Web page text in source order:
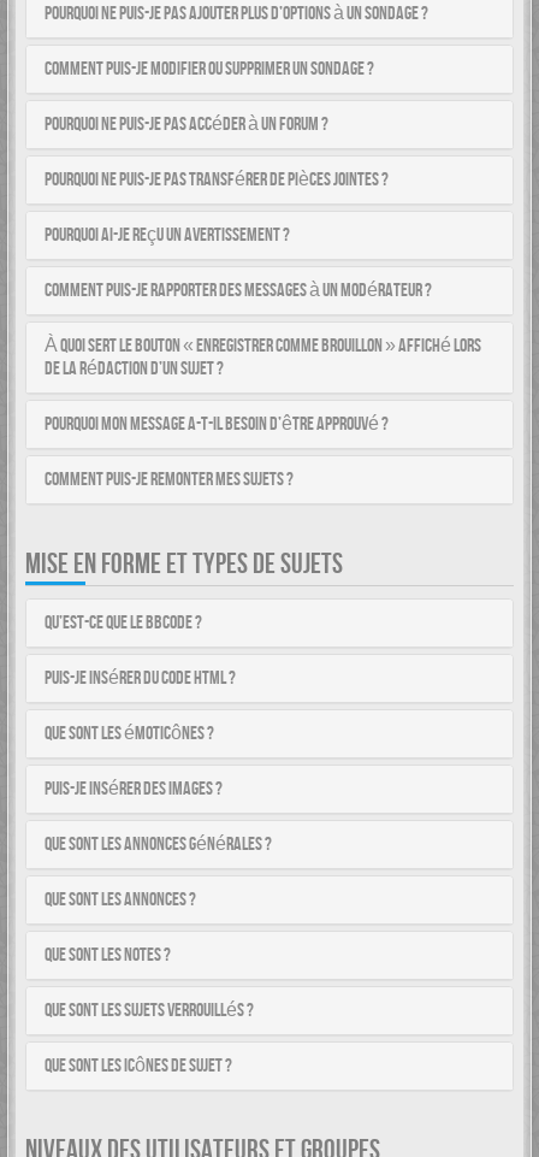
Pourquoi ne puis-je pas ajouter plus d’options à un sondage ?
Comment puis-je modifier ou supprimer un sondage ?
Pourquoi ne puis-je pas accéder à un forum ?
Pourquoi ne puis-je pas transférer de pièces jointes ?
Pourquoi ai-je reçu un avertissement ?
Comment puis-je rapporter des messages à un modérateur ?
À quoi sert le bouton « Enregistrer comme brouillon » affiché lors
de la rédaction d’un sujet ?
Pourquoi mon message a-t-il besoin d’être approuvé ?
Comment puis-je remonter mes sujets ?
MISE EN FORME ET TYPES DE SUJETS
Qu’est-ce que le BBCode ?
Puis-je insérer du code HTML ?
Que sont les émoticônes ?
Puis-je insérer des images ?
Que sont les annonces générales ?
Que sont les annonces ?
Que sont les notes ?
Que sont les sujets verrouillés ?
Que sont les icônes de sujet ?